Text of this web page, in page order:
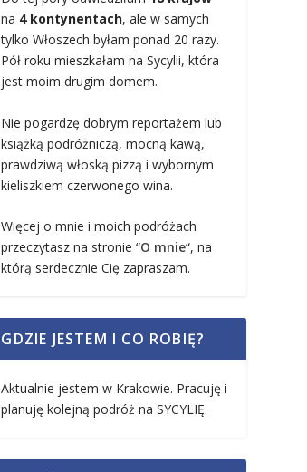
na 4 kontynentach, ale w samych
tylko Włoszech byłam ponad 20 razy.
Pół roku mieszkałam na Sycylii, która
jest moim drugim domem.
Nie pogardzę dobrym reportażem lub
książką podróżniczą, mocną kawą,
prawdziwą włoską pizzą i wybornym
kieliszkiem czerwonego wina.
Więcej o mnie i moich podróżach
przeczytasz na stronie “O mnie“, na
którą serdecznie Cię zapraszam.
GDZIE JESTEM I CO ROBIĘ?
Aktualnie jestem w Krakowie. Pracuję i
planuję kolejną podróż na SYCYLIĘ.